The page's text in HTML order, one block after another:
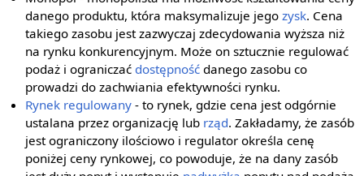
danego produktu, która maksymalizuje jegozysk. Cena
takiego zasobu jest zazwyczaj zdecydowania wyższa niż
na rynku konkurencyjnym. Może on sztucznie regulować
podaż i ograniczać dostępność danego zasobu co
prowadzi do zachwiania efektywności rynku.
Rynek regulowany - to rynek, gdzie cena jest odgórnie
ustalana przez organizację lub rząd. Zakładamy, że zasób
jest ograniczony ilościowo i regulator określa cenę
poniżej ceny rynkowej, co powoduje, że na dany zasób